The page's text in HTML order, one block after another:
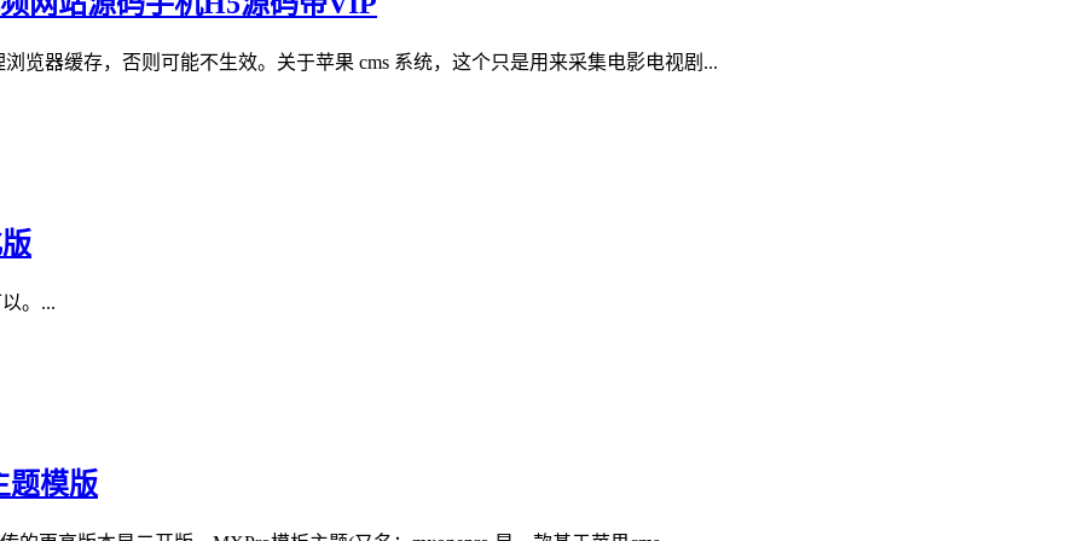
览器缓存，否则可能不生效。关于苹果 cms 系统，这个只是用来采集电影电视剧...
。...
题模版